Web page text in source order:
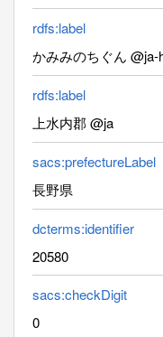
rdfs:label
かみみのちぐん @ja-
rdfs:label
上水内郡 @ja
sacs:prefectureLabel
長野県
dcterms:identifier
20580
sacs:checkDigit
0